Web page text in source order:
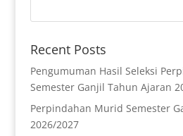
Recent Posts
Pengumuman Hasil Seleksi
Semester Ganjil Tahun Ajaran
Perpindahan Murid Semester
2026/2027